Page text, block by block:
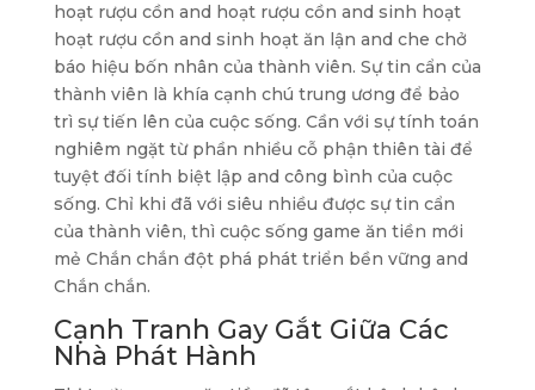
hoạt rượu cồn and hoạt rượu cồn and sinh hoạt
hoạt rượu cồn and sinh hoạt ăn lận and che chở
báo hiệu bốn nhân của thành viên. Sự tin cẩn của
thành viên là khía cạnh chú trung ương để bảo
trì sự tiến lên của cuộc sống. Cần với sự tính toán
nghiêm ngặt từ phần nhiều cỗ phận thiên tài để
tuyệt đối tính biệt lập and công bình của cuộc
sống. Chỉ khi đã với siêu nhiều được sự tin cẩn
của thành viên, thì cuộc sống game ăn tiền mới
mẻ Chắn chắn đột phá phát triển bền vững and
Chắn chắn.
Cạnh Tranh Gay Gắt Giữa Các
Nhà Phát Hành